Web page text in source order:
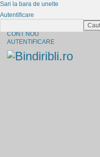
CONT NOU
AUTENTIFICARE
Sari la bara de unelte
Autentificare
Caută